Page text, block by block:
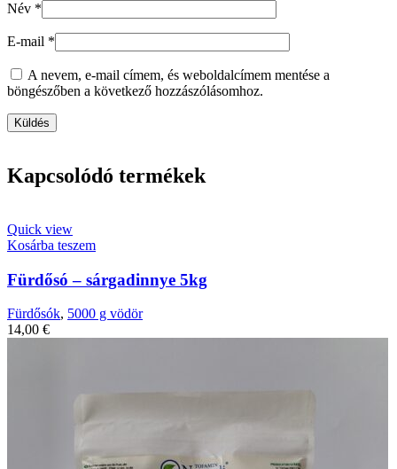
Név *
E-mail *
A nevem, e-mail címem, és weboldalcímem mentése a
böngészőben a következő hozzászólásomhoz.
Kapcsolódó termékek
Quick view
Kosárba teszem
Fürdősó – sárgadinnye 5kg
Fürdősók, 5000 g vödör
14,00 €